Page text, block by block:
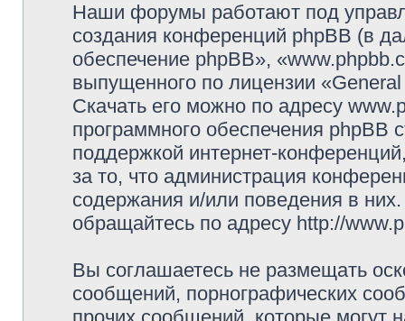
Наши форумы работают под
создания конференций phpBB (в
обеспечение phpBB»,
выпущенного по лицензии
Скачать его можно по адресу
программного обеспечения phpBB
поддержкой интернет-
за то, что администрация
содержания и/или поведения в
обращайтесь по адресу http://
Вы соглашаетесь не размещать
сообщений, порнографических